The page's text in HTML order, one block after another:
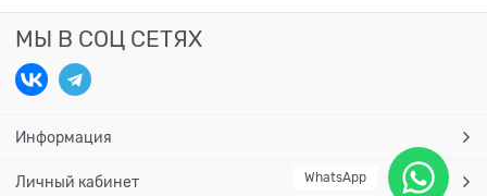
МЫ В СОЦ СЕТЯХ
Информация
Личный кабинет WhatsApp